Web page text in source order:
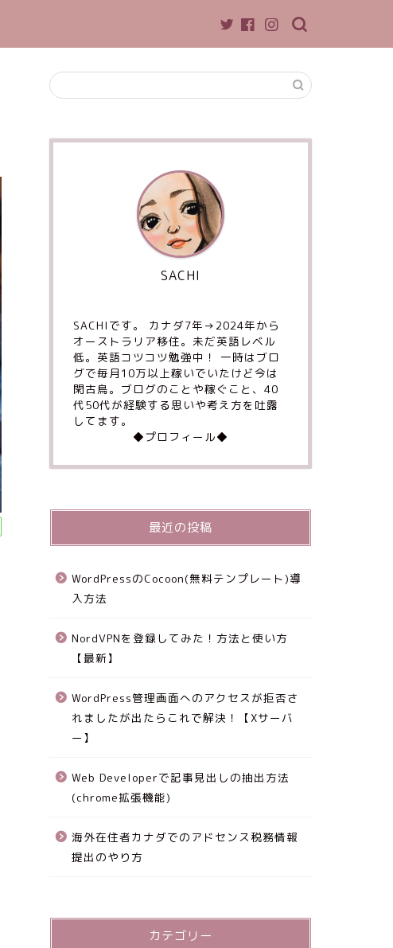
SACHI
SACHIです。 カナダ7年→2024年から
オーストラリア移住。未だ英語レベル
低。英語コツコツ勉強中！ 一時はブロ
グで毎月10万以上稼いでいたけど今は
閑古鳥。ブログのことや稼ぐこと、40
代50代が経験する思いや考え方を吐露
してます。
◆プロフィール◆
最近の投稿
WordPressのCocoon(無料テンプレート)導
入方法
NordVPNを登録してみた！方法と使い方
【最新】
WordPress管理画面へのアクセスが拒否さ
れましたが出たらこれで解決！【Xサーバ
ー】
Web Developerで記事見出しの抽出方法
(chrome拡張機能)
海外在住者カナダでのアドセンス税務情報
提出のやり方
カテゴリー